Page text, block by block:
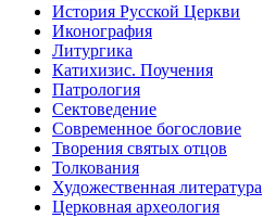
История Русской Церкви
Иконография
Литургика
Катихизис. Поучения
Патрология
Сектоведение
Современное богословие
Творения святых отцов
Толкования
Художественная литература
Церковная археология